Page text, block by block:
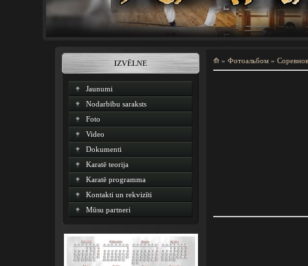
IZVĒLNE
Jaunumi
Nodarbību saraksts
Foto
Video
Dokumenti
Karatē teorija
Karatē programma
Kontakti un rekvizīti
Mūsu partneri
⟰ » Фотоальбом »